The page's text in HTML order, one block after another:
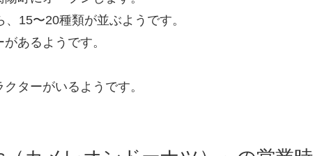
15〜20種類が並ぶようです。
あるようです。
ターがいるようです。